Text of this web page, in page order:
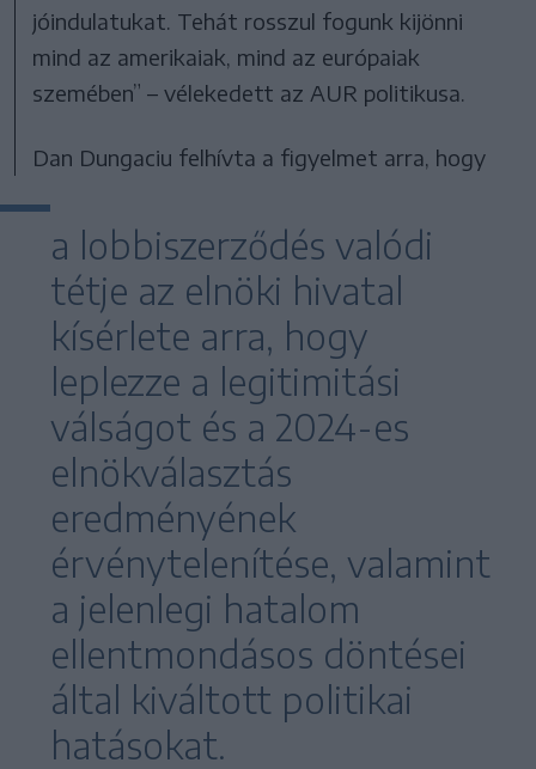
jóindulatukat. Tehát rosszul fogunk kijönni
mind az amerikaiak, mind az európaiak
szemében” – vélekedett az AUR politikusa.
Dan Dungaciu felhívta a figyelmet arra, hogy
a lobbiszerződés valódi
tétje az elnöki hivatal
kísérlete arra, hogy
leplezze a legitimitási
válságot és a 2024-es
elnökválasztás
eredményének
érvénytelenítése, valamint
a jelenlegi hatalom
ellentmondásos döntései
által kiváltott politikai
hatásokat.